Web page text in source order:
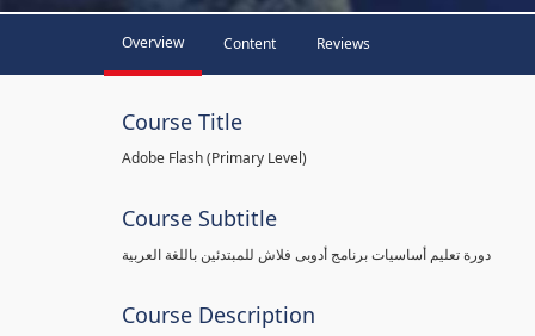
Overview Content Reviews
Course Title
Adobe Flash (Primary Level)
Course Subtitle
دورة تعليم أساسيات برنامج أدوبى فلاش للمبتدئين باللغة العربية
Course Description